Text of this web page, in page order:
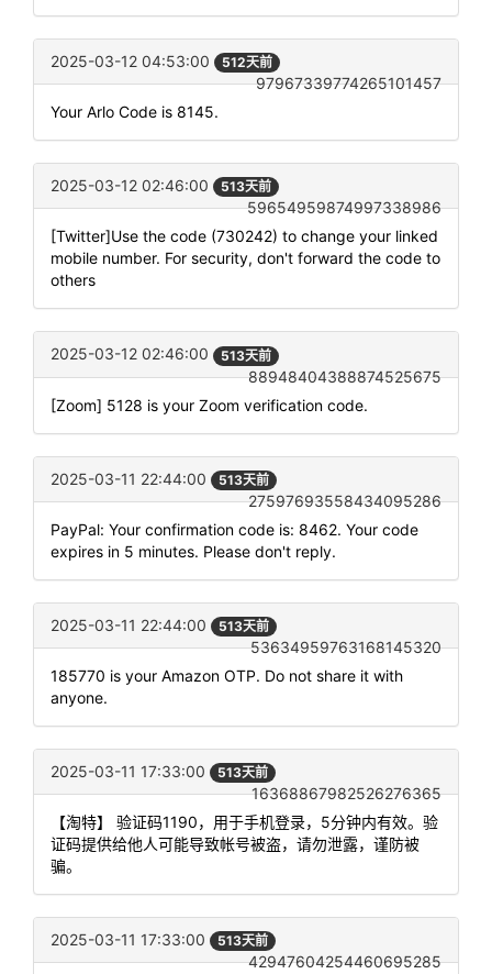
2025-03-12 04:53:00 512天前
97967339774265101457
Your Arlo Code is 8145.
2025-03-12 02:46:00 513天前
59654959874997338986
[Twitter]Use the code (730242) to change your linked
mobile number. For security, don't forward the code to
others
2025-03-12 02:46:00 513天前
88948404388874525675
[Zoom] 5128 is your Zoom verification code.
2025-03-11 22:44:00 513天前
27597693558434095286
PayPal: Your confirmation code is: 8462. Your code
expires in 5 minutes. Please don't reply.
2025-03-11 22:44:00 513天前
53634959763168145320
185770 is your Amazon OTP. Do not share it with
anyone.
2025-03-11 17:33:00 513天前
16368867982526276365
【淘特】 验证码1190，用于手机登录，5分钟内有效。验
证码提供给他人可能导致帐号被盗，请勿泄露，谨防被
骗。
2025-03-11 17:33:00 513天前
42947604254460695285